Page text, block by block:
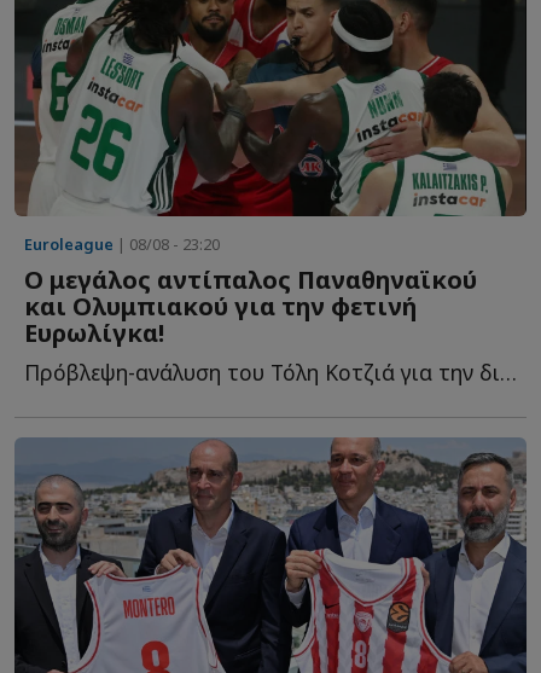
Euroleague | 08/08 - 23:20
Ο μεγάλος αντίπαλος Παναθηναϊκού
και Ολυμπιακού για την φετινή
Ευρωλίγκα!
Πρόβλεψη-ανάλυση του Τόλη Κοτζιά για την διοργάνωση π...